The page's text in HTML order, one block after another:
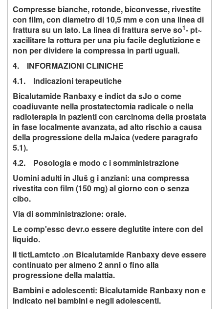
Compresse bianche, rotonde, biconvesse, rivestite
con film, con diametro di 10,5 mm e con una linea di
frattura su un lato. La linea di frattura serve so1- pt~
xacilitare la rottura per una piu facile deglutizione e
non per dividere la compressa in parti uguali.
4. INFORMAZIONI CLINICHE
4.1. Indicazioni terapeutiche
Bicalutamide Ranbaxy e indict da sJo o come
coadiuvante nella prostatectomia radicale o nella
radioterapia in pazienti con carcinoma della prostata
in fase localmente avanzata, ad alto rischio a causa
della progressione della mJaica (vedere paragrafo
5.1).
4.2. Posologia e modo c i somministrazione
Uomini adulti in Jluš g i anziani: una compressa
rivestita con film (150 mg) al giorno con o senza
cibo.
Via di somministrazione: orale.
Le comp'essc devr.o essere deglutite intere con del
liquido.
Il tictLamtcto .on Bicalutamide Ranbaxy deve essere
continuato per almeno 2 anni o fino alla
progressione della malattia.
Bambini e adolescenti: Bicalutamide Ranbaxy non e
indicato nei bambini e negli adolescenti.